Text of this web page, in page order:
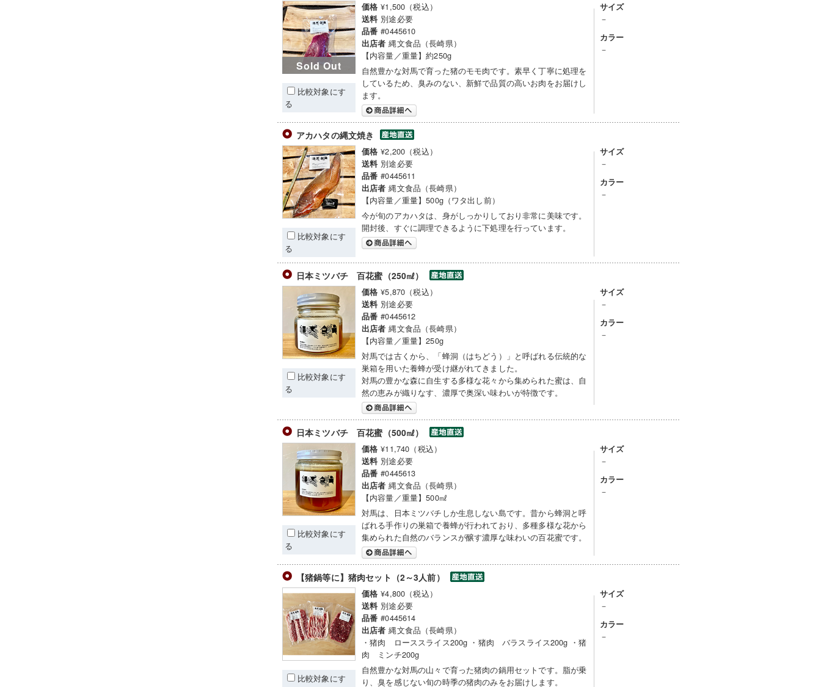
Sold Out
比較対象にす
る
価格 ¥1,500（税込）
送料 別途必要
品番 #0445610
出店者 縄文食品（長崎県）
【内容量／重量】約250g
自然豊かな対馬で育った猪のモモ肉です。素早く丁寧に処理を
しているため、臭みのない、新鮮で品質の高いお肉をお届けし
ます。
サイズ
－
カラー
－
アカハタの縄文焼き
比較対象にす
る
価格 ¥2,200（税込）
送料 別途必要
品番 #0445611
出店者 縄文食品（長崎県）
【内容量／重量】500g（ワタ出し前）
今が旬のアカハタは、身がしっかりしており非常に美味です。
開封後、すぐに調理できるように下処理を行っています。
サイズ
－
カラー
－
日本ミツバチ 百花蜜（250㎖）
比較対象にす
る
価格 ¥5,870（税込）
送料 別途必要
品番 #0445612
出店者 縄文食品（長崎県）
【内容量／重量】250g
対馬では古くから、「蜂洞（はちどう）」と呼ばれる伝統的な
巣箱を用いた養蜂が受け継がれてきました。
対馬の豊かな森に自生する多様な花々から集められた蜜は、自
然の恵みが織りなす、濃厚で奥深い味わいが特徴です。
サイズ
－
カラー
－
日本ミツバチ 百花蜜（500㎖）
比較対象にす
る
価格 ¥11,740（税込）
送料 別途必要
品番 #0445613
出店者 縄文食品（長崎県）
【内容量／重量】500㎖
対馬は、日本ミツバチしか生息しない島です。昔から蜂洞と呼
ばれる手作りの巣箱で養蜂が行われており、多種多様な花から
集められた自然のバランスが醸す濃厚な味わいの百花蜜です。
サイズ
－
カラー
－
【猪鍋等に】猪肉セット（2～3人前）
比較対象にす
価格 ¥4,800（税込）
送料 別途必要
品番 #0445614
出店者 縄文食品（長崎県）
・猪肉 ローススライス200g ・猪肉 バラスライス200g ・猪
肉 ミンチ200g
自然豊かな対馬の山々で育った猪肉の鍋用セットです。脂が乗
り、臭を感じない旬の時季の猪肉のみをお届けします。
サイズ
－
カラー
－